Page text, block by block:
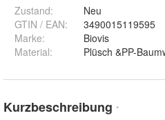
Zustand:
Neu
GTIN / EAN:
3490015119595
Marke:
Biovis
Material: Plüsch &PP-
Kurzbeschreibung *